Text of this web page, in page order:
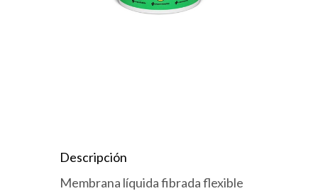
Descripción
Membrana líquida fibrada flexible